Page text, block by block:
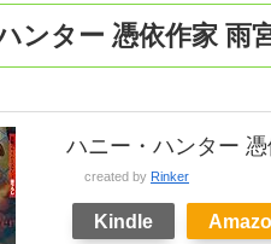
ンター 憑依作家 雨
ハニー・ハンター
created by Rinker
Kindle